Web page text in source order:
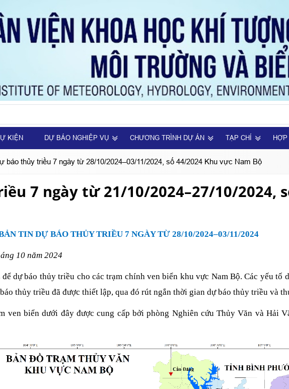
KIỆN DỰ BÁO NGHIỆP VỤ CHƯƠNG TRÌNH DỰ ÁN TẠP CHÍ
báo thủy triều 7 ngày từ 28/10/2024–03/11/2024, số 44/2024 Khu vực Nam Bộ
7 ngày từ 21/10/2024–27/10/2024,
TIN DỰ BÁO THỦY TRIỀU 7 NGÀY TỪ 28/10/2024–03/11/2024
10 năm 2024
dự báo thủy triều cho các trạm chính ven biển khu vực Nam Bộ. Các yếu tố
thủy triều đã được thiết lập, qua đó rút ngắn thời gian dự báo thủy triều và
ven biển dưới đây được cung cấp bởi phòng Nghiên cứu Thủy Văn và Hải